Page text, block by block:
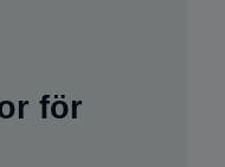
för